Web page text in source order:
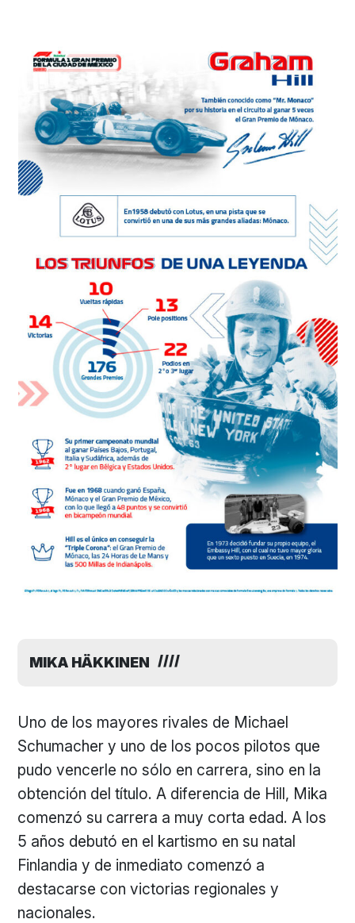
MIKA HÄKKINEN
Uno de los mayores rivales de Michael
Schumacher y uno de los pocos pilotos que
pudo vencerle no sólo en carrera, sino en la
obtención del título. A diferencia de Hill, Mika
comenzó su carrera a muy corta edad. A los
5 años debutó en el kartismo en su natal
Finlandia y de inmediato comenzó a
destacarse con victorias regionales y
nacionales.